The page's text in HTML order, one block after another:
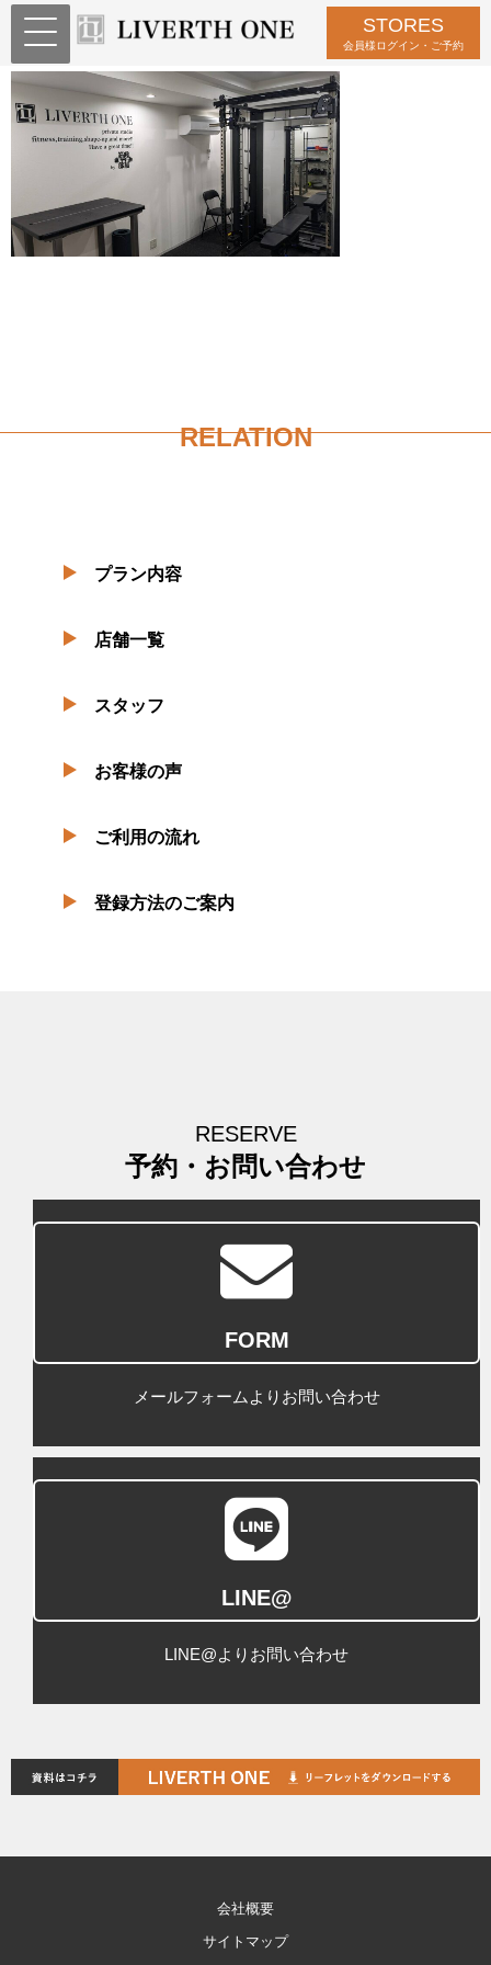
STORES
会員様ログイン・ご予約
70564
RELATION
プラン内容
店舗一覧
スタッフ
お客様の声
ご利用の流れ
登録方法のご案内
RESERVE
予約・お問い合わせ
FORM
メールフォームよりお問い合わせ
LINE@
LINE@よりお問い合わせ
会社概要
サイトマップ